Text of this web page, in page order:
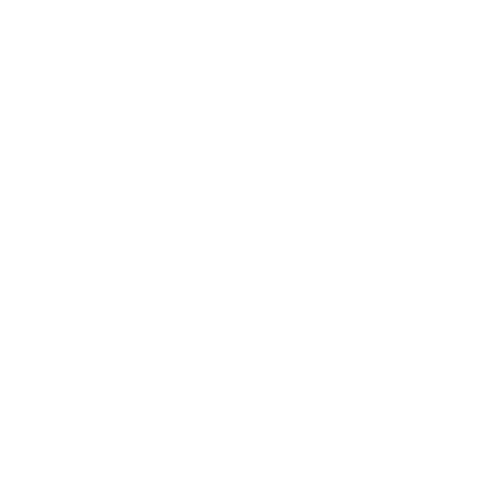
természetes nádszálakból álló
folyamatos illatkibocsátást biztosít.